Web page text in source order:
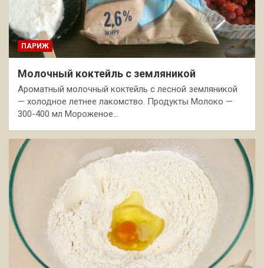
ПАРИЖ
Молочный коктейль с земляникой
Ароматный молочный коктейль с лесной земляникой
— холодное летнее лакомство. Продукты Молоко —
300-400 мл Мороженое…